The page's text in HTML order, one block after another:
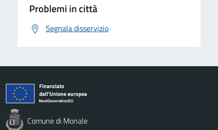
Problemi in città
Segnala disservizio
Comune di Monale